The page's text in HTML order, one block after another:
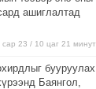
ашиглалтад
23 / 10 цаг 21 минут
бууруулах
Баянгол,